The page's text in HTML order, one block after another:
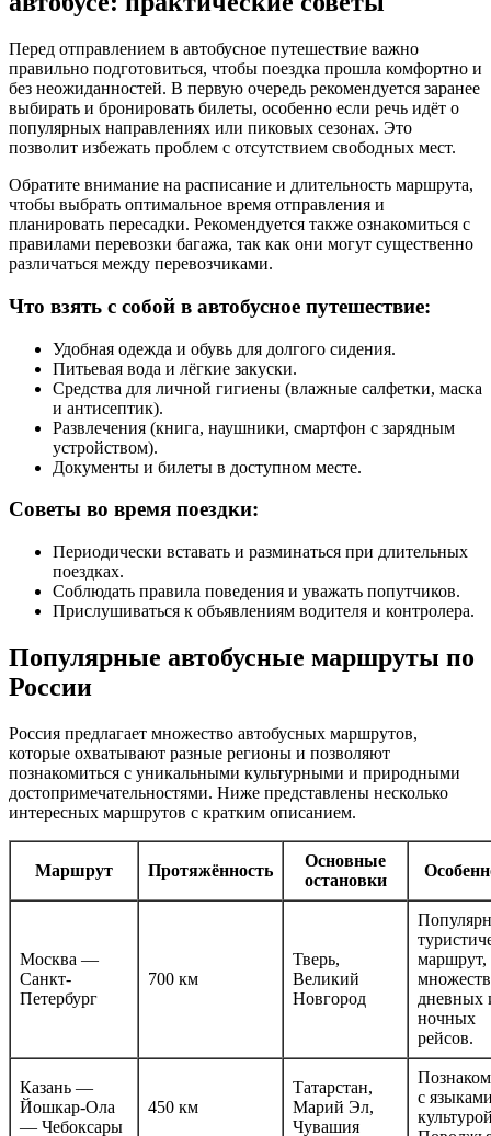
Перед отправлением в автобусное путешествие важно
правильно подготовиться, чтобы поездка прошла комфортно и
без неожиданностей. В первую очередь рекомендуется заранее
выбирать и бронировать билеты, особенно если речь идёт о
популярных направлениях или пиковых сезонах. Это
позволит избежать проблем с отсутствием свободных мест.
Обратите внимание на расписание и длительность маршрута,
чтобы выбрать оптимальное время отправления и
планировать пересадки. Рекомендуется также ознакомиться с
правилами перевозки багажа, так как они могут существенно
различаться между перевозчиками.
Что взять с собой в автобусное путешествие:
Удобная одежда и обувь для долгого сидения.
Питьевая вода и лёгкие закуски.
Средства для личной гигиены (влажные салфетки, маска
и антисептик).
Развлечения (книга, наушники, смартфон с зарядным
устройством).
Документы и билеты в доступном месте.
Советы во время поездки:
Периодически вставать и разминаться при длительных
поездках.
Соблюдать правила поведения и уважать попутчиков.
Прислушиваться к объявлениям водителя и контролера.
Популярные автобусные маршруты по
России
Россия предлагает множество автобусных маршрутов,
которые охватывают разные регионы и позволяют
познакомиться с уникальными культурными и природными
достопримечательностями. Ниже представлены несколько
интересных маршрутов с кратким описанием.
Маршрут Протяжённость
Основные
остановки
Москва —
Санкт-
Петербург
700 км
Тверь,
Великий
Новгород
маршрут,
дневных
ночных
рейсов.
Казань —
Йошкар-Ола
— Чебоксары
450 км
Татарстан,
Марий Эл,
Чувашия
с